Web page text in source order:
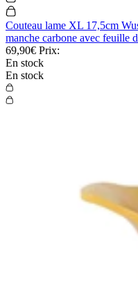
Couteau lame XL 17,5cm
manche carbone avec feuille
69,90€ Prix:
En stock
En stock